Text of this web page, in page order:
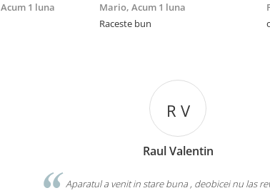
Acum 1 luna
Mario, Acum 1 luna
Raceste bun
R V
Raul Valentin
Aparatul a venit in stare buna , deobicei nu las